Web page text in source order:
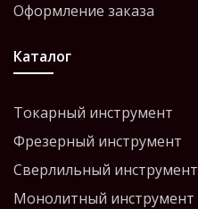
Оформление заказа
Каталог
Токарный инструмент
Фрезерный инструмент
Сверлильный инструмент
Монолитный инструмент